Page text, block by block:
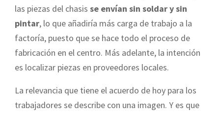
las piezas del chasis se envían sin soldar y sin
pintar, lo que añadiría más carga de trabajo a la
factoría, puesto que se hace todo el proceso de
fabricación en el centro. Más adelante, la intención
es localizar piezas en proveedores locales.
La relevancia que tiene el acuerdo de hoy para los
trabajadores se describe con una imagen. Y es que